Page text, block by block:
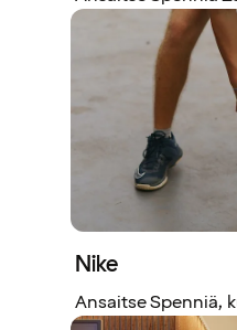
Nike
Ansaitse Spenniä,